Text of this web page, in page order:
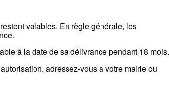
valables. En règle générale, les
à la date de sa délivrance pendant 18 mois.
adressez-vous à votre mairie ou